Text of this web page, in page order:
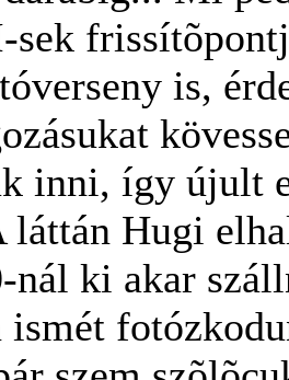
sek
is,
inni, így újult
láttán Hugi
nál ki akar